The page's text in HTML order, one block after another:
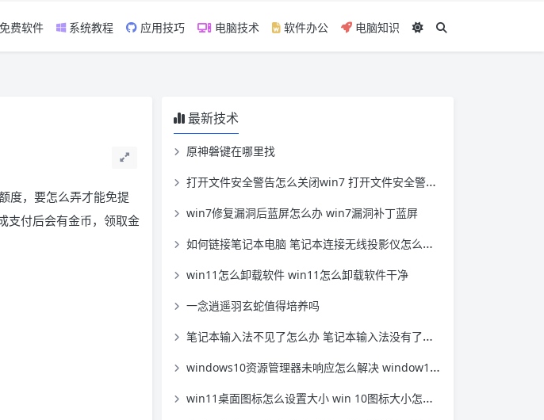
免费软件 系统教程 应用技巧 电脑技术 软件办公 电脑知识
度，要怎么弄才能免提
支付后会有金币，领取金
最新技术
原神磐键在哪里找
打开文件安全警告怎么关闭win7 打开文件安全警告怎么关闭win11
win7修复漏洞后蓝屏怎么办 win7漏洞补丁蓝屏
如何链接笔记本电脑 笔记本连接无线投影仪怎么连接
win11怎么卸载软件 win11怎么卸载软件干净
一念逍遥羽玄蛇值得培养吗
笔记本输入法不见了怎么办 笔记本输入法没有了怎么办
windows10资源管理器未响应怎么解决 window10资源管理器无响应
win11桌面图标怎么设置大小 win 10图标大小怎么设置